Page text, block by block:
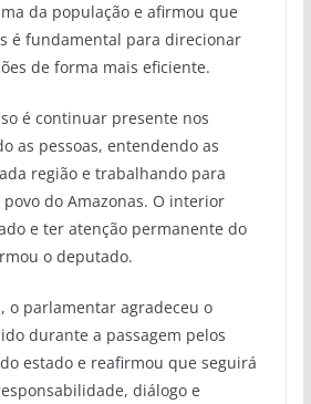
da população e afirmou que
é fundamental para direcionar
de forma mais eficiente.
é continuar presente nos
as pessoas, entendendo as
região e trabalhando para
do Amazonas. O interior
e ter atenção permanente do
o deputado.
o parlamentar agradeceu o
durante a passagem pelos
estado e reafirmou que seguirá
diálogo e